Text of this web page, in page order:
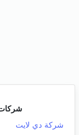
شركة دي لايت